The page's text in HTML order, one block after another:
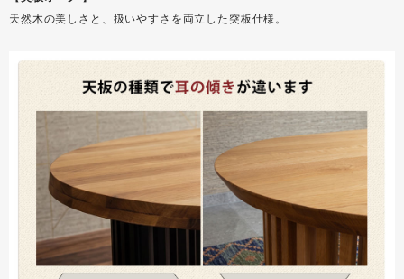
天然木の美しさと、扱いやすさを両立した突板仕様。